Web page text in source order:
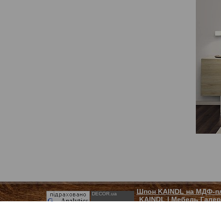
DECOR.ua
Шпон KAINDL на МДФ-
KAINDL|Мебель